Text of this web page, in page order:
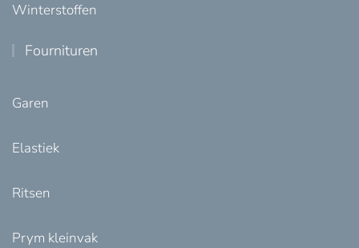
Winterstoffen
Fournituren
Garen
Elastiek
Ritsen
Prym kleinvak